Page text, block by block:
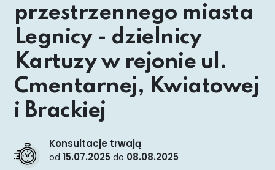
przestrzennego miasta
Legnicy - dzielnicy
Kartuzy w rejonie ul.
Cmentarnej, Kwiatowej
i Brackiej
Konsultacje trwają
od 15.07.2025 do 08.08.2025